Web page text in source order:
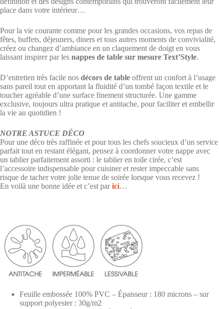
place dans votre intérieur…
Pour la vie courante comme pour les grandes occasions, vos repas de
fêtes, buffets, déjeuners, diners et tous autres moments de convivialité,
créez ou changez d’ambiance en un claquement de doigt en vous
laissant inspirer par les nappes de table sur mesure Text’Style.
D’entretien très facile nos décors de table offrent un confort à l’usage
sans pareil tout en apportant la fluidité d’un tombé façon textile et le
toucher agréable d’une surface finement structurée. Une gamme
exclusive, toujours ultra pratique et antitache, pour faciliter et embellir
la vie au quotidien !
NOTRE ASTUCE DÉCO
Pour une déco très raffinée et pour tous les chefs soucieux d’un service
parfait tout en restant élégant, pensez à coordonner votre nappe avec
un tablier parfaitement assorti : le tablier en toile cirée, c’est
l’accessoire indispensable pour cuisiner et rester impeccable sans
risque de tacher votre jolie tenue de soirée lorsque vous recevez !
En voilà une bonne idée et c’est parici…
Feuille embossée 100% PVC – Épaisseur : 180 microns – sur
support polyester : 30g/m2